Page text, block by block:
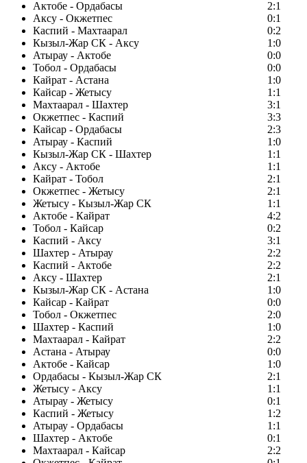
Актобе - Ордабасы
2:1
Аксу - Окжетпес
0:1
Каспий - Махтаарал
0:2
Кызыл-Жар СК - Аксу
1:0
Атырау - Актобе
0:0
Тобол - Ордабасы
0:0
Кайрат - Астана
1:0
Кайсар - Жетысу
1:1
Махтаарал - Шахтер
3:1
Окжетпес - Каспий
3:3
Кайсар - Ордабасы
2:3
Атырау - Каспий
1:0
Кызыл-Жар СК - Шахтер
1:1
Аксу - Актобе
1:1
Кайрат - Тобол
2:1
Окжетпес - Жетысу
2:1
Жетысу - Кызыл-Жар СК
1:1
Актобе - Кайрат
4:2
Тобол - Кайсар
0:2
Каспий - Аксу
3:1
Шахтер - Атырау
2:2
Каспий - Актобе
2:2
Аксу - Шахтер
2:1
Кызыл-Жар СК - Астана
1:0
Кайсар - Кайрат
0:0
Тобол - Окжетпес
2:0
Шахтер - Каспий
1:0
Махтаарал - Кайрат
2:2
Астана - Атырау
0:0
Актобе - Кайсар
1:0
Ордабасы - Кызыл-Жар СК
2:1
Жетысу - Аксу
1:1
Атырау - Жетысу
0:1
Каспий - Жетысу
1:2
Атырау - Ордабасы
1:1
Шахтер - Актобе
0:1
Махтаарал - Кайсар
2:2